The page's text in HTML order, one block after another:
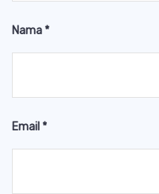
Nama*
Email *